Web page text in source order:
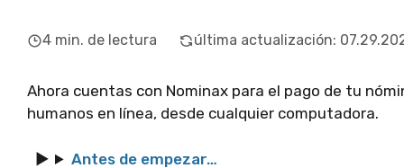
4 min. de lectura última actualización:
Ahora cuentas con Nominax para el pago de tu
humanos en línea, desde cualquier computadora.
Antes de empezar…